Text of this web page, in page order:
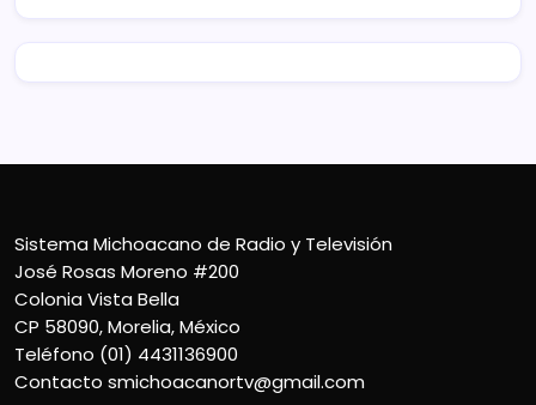
Sistema Michoacano de Radio y Televisión
José Rosas Moreno #200
Colonia Vista Bella
CP 58090, Morelia, México
Teléfono (01) 4431136900
Contacto smichoacanortv@gmail.com